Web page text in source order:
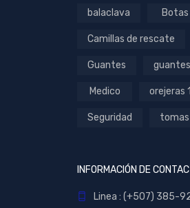
balaclava Botas
Camillas de rescate
Guantes
Medico orejeras
Seguridad
INFORMACIÓN DE
Linea : (+507) 385-